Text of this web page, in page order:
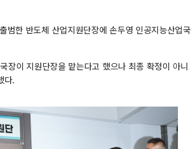
범한 반도체 산업지원단장에 손두영 인공지능산업국
장이 지원단장을 맡는다고 했으나 최종 확정이 아니
다.